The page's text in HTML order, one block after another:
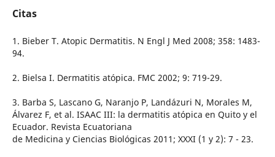
Citas
1. Bieber T. Atopic Dermatitis. N Engl J Med 2008; 358: 1483-
94.
2. Bielsa I. Dermatitis atópica. FMC 2002; 9: 719-29.
3. Barba S, Lascano G, Naranjo P, Landázuri N, Morales M,
Álvarez F, et al. ISAAC III: la dermatitis atópica en Quito y el
Ecuador. Revista Ecuatoriana
de Medicina y Ciencias Biológicas 2011; XXXI (1 y 2): 7 - 23.